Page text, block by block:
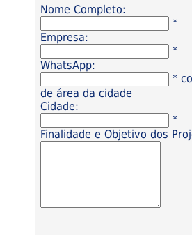
Nome Completo:
*
Empresa:
*
WhatsApp:
*
de área da cidade
Cidade:
*
Finalidade e Objetivo dos